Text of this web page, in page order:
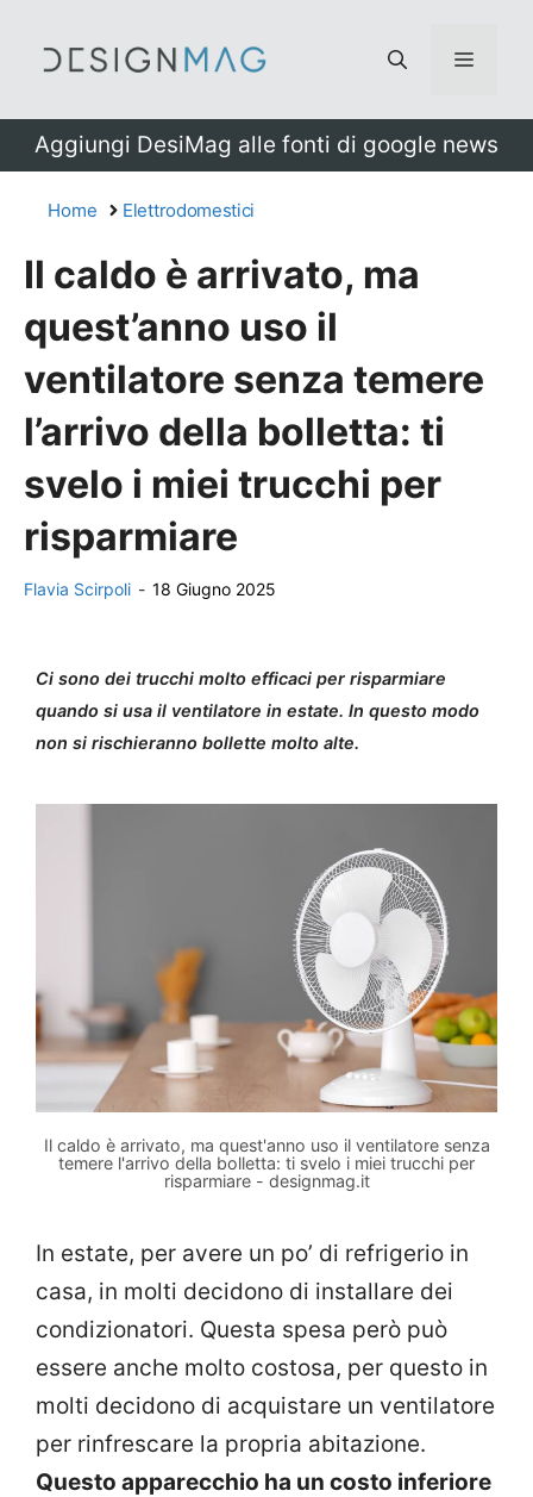
Menu
Aggiungi DesiMag alle fonti di google news
Home Elettrodomestici
Il caldo è arrivato, ma
quest’anno uso il
ventilatore senza temere
l’arrivo della bolletta: ti
svelo i miei trucchi per
risparmiare
Flavia Scirpoli - 18 Giugno 2025
Ci sono dei trucchi molto efficaci per risparmiare
quando si usa il ventilatore in estate. In questo modo
non si rischieranno bollette molto alte.
Il caldo è arrivato, ma quest'anno uso il ventilatore senza
temere l'arrivo della bolletta: ti svelo i miei trucchi per
risparmiare - designmag.it
In estate, per avere un po’ di refrigerio in
casa, in molti decidono di installare dei
condizionatori. Questa spesa però può
essere anche molto costosa, per questo in
molti decidono di acquistare un ventilatore
per rinfrescare la propria abitazione.
Questo apparecchio ha un costo inferiore